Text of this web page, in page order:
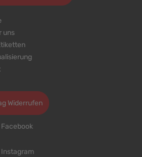
uns
Widerrufen
Facebook
Instagram